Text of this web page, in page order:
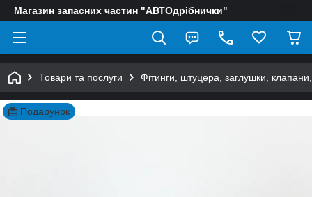
Магазин запасних частин "АВТОдрібнички"
Товари та послуги Фітинги, штуцера, заглушки,
Подарунок